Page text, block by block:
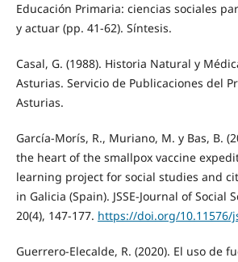
Educación Primaria: ciencias sociales
y actuar (pp. 41-62). Síntesis.
Casal, G. (1988). Historia Natural y
Asturias. Servicio de Publicaciones del
Asturias.
García-Morís, R., Muriano, M. y Bas, B.
the heart of the smallpox vaccine
learning project for social studies and
in Galicia (Spain). JSSE-Journal of Social
20(4), 147-177. https://doi.org/10.11576/
Guerrero-Elecalde, R. (2020). El uso de